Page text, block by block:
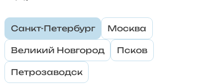
Санкт-Петербург Москва
Великий Новгород Псков
Петрозаводск